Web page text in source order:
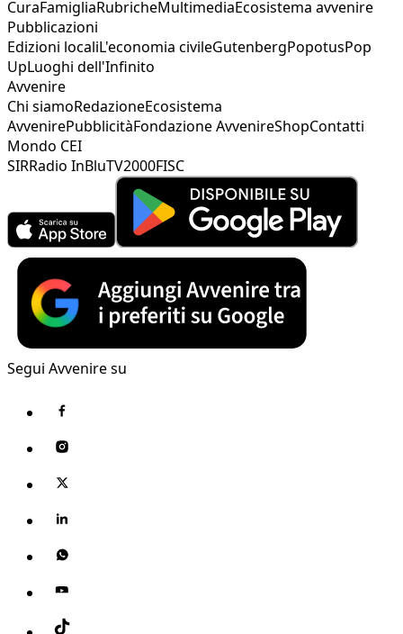
CuraFamigliaRubricheMultimediaEcosistema avvenire
Pubblicazioni
Edizioni localiL'economia civileGutenbergPopotusPop
UpLuoghi dell'Infinito
Avvenire
Chi siamoRedazioneEcosistema
AvvenirePubblicitàFondazione AvvenireShopContatti
Mondo CEI
SIRRadio InBluTV2000FISC
Segui Avvenire su